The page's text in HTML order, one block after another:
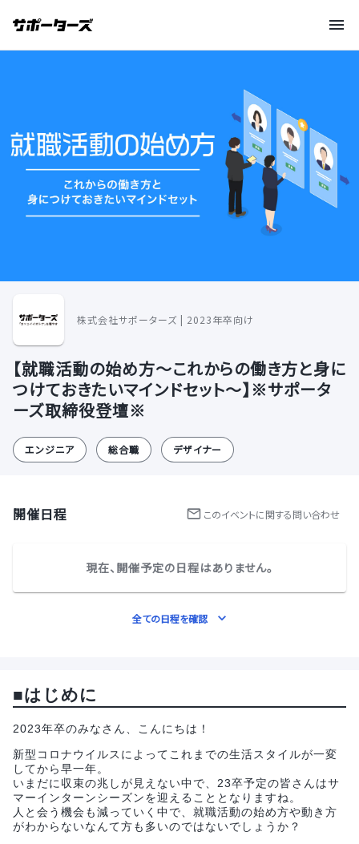
株式会社サポーターズ | 2023年卒向け
【就職活動の始め方〜これからの働き方と身に
つけておきたいマインドセット〜】※サポータ
ーズ取締役登壇※
エンジニア 総合職 デザイナー
開催日程 このイベントに関する問い合わせ
現在、開催予定の日程はありません。
全ての日程を確認
■はじめに
2023年卒のみなさん、こんにちは！
新型コロナウイルスによってこれまでの生活スタイルが一変
してから早一年。
いまだに収束の兆しが見えない中で、23卒予定の皆さんはサ
マーインターンシーズンを迎えることとなりますね。
人と会う機会も減っていく中で、就職活動の始め方や動き方
がわからないなんて方も多いのではないでしょうか？